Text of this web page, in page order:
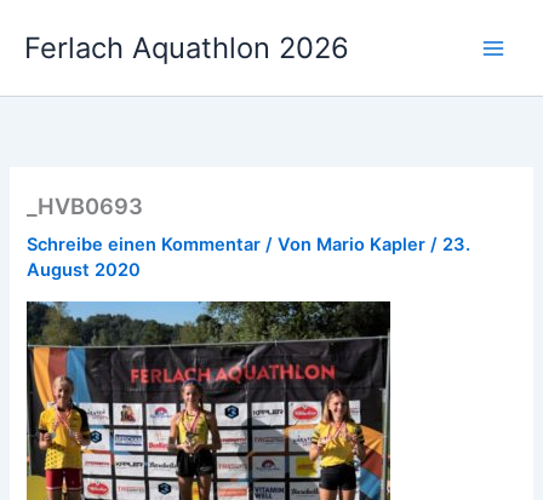
InhaltFerlach Aquathlon 2026
_HVB0693
Schreibe einen Kommentar / Von Mario Kapler/ 23.
August 2020